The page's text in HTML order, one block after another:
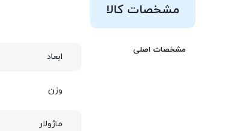
مشخصات کالا
مشخصات اصلی
ابعاد
وزن
ماژولار